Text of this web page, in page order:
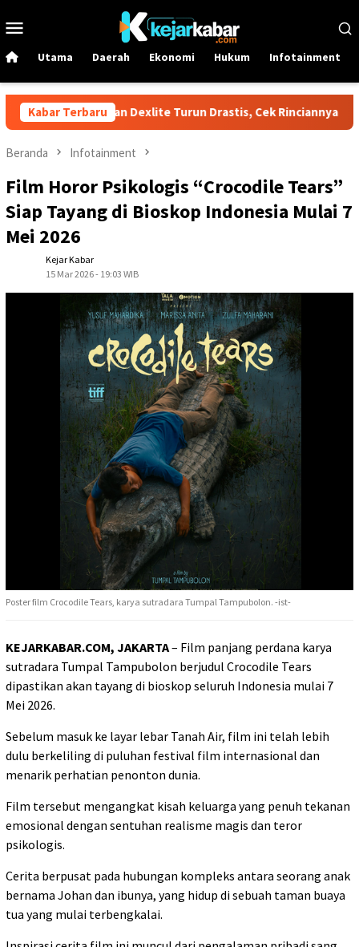
ke
Mobile
Utama Daerah Ekonomi Hukum Infotainment
Kabar Terbaru
Dex dan Dexlite Turun Drastis, Cek Rinciannya
Beranda Infotainment
Film Horor Psikologis “Crocodile Tears”
Siap Tayang di Bioskop Indonesia Mulai 7
Mei 2026
Kejar Kabar
15 Mar 2026 - 19:03 WIB
Poster film Crocodile Tears, karya sutradara Tumpal Tampubolon. -ist-
KEJARKABAR.COM, JAKARTA– Film panjang perdana karya
sutradara Tumpal Tampubolon berjudul Crocodile Tears
dipastikan akan tayang di bioskop seluruh Indonesia mulai 7
Mei 2026.
Sebelum masuk ke layar lebar Tanah Air, film ini telah lebih
dulu berkeliling di puluhan festival film internasional dan
menarik perhatian penonton dunia.
Film tersebut mengangkat kisah keluarga yang penuh tekanan
emosional dengan sentuhan realisme magis dan teror
psikologis.
Cerita berpusat pada hubungan kompleks antara seorang anak
bernama Johan dan ibunya, yang hidup di sebuah taman buaya
tua yang mulai terbengkalai.